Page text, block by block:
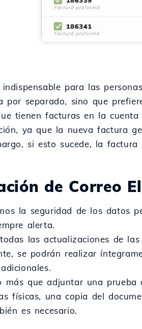
para las
por separado, sino que
tienen facturas en la
ya que la nueva factura
si esto sucede, la
de Correo
la seguridad de los datos
alerta.
las actualizaciones de
se podrán realizar
más que adjuntar una
físicas, una copia del
es necesario.